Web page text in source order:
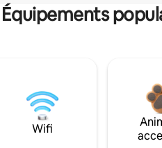
Équipements
Wifi